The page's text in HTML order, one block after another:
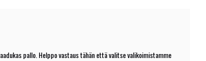
pallo. Helppo vastaus tähän että valitse valikoimistamme